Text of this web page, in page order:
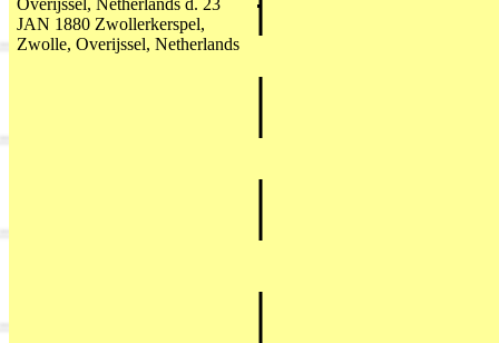
JAN 1880 Zwollerkerspel,
Zwolle, Overijssel, Netherlands